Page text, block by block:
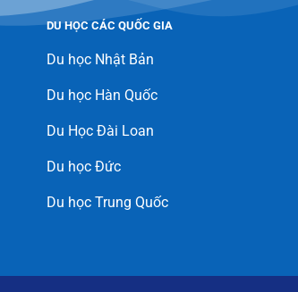
DU HỌC CÁC QUỐC GIA
Du học Nhật Bản
Du học Hàn Quốc
Du Học Đài Loan
Du học Đức
Du học Trung Quốc